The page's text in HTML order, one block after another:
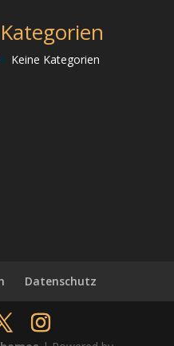
Kategorien
Keine Kategorien
Datenschutz